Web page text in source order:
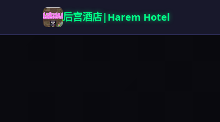
后宫酒店|Harem Hotel